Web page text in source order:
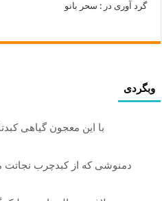
گرد آوری در : سحر بانو
وبگردی
با این معجون گیاهی
دمنوشی که از کبدچرب نجاتت میده رو با